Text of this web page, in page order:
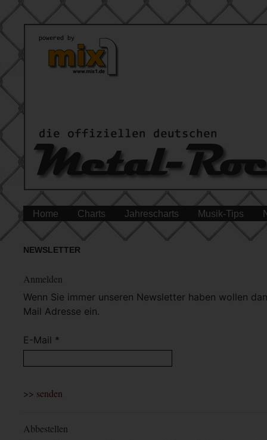
Home Charts Jahrescharts Musik-Tips
NEWSLETTER
Anmelden
Wenn Sie immer unseren Newsletter haben wollen
Mail Adresse ein.
E-Mail *
Abbestellen